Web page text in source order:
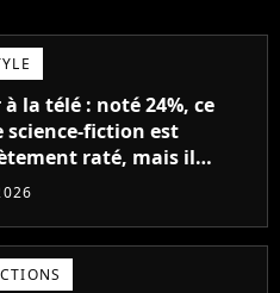
à la télé : noté 24%, ce
science-fiction est
raté, mais il
être encore pire à